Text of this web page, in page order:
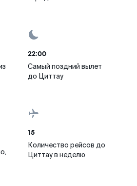
22:00
Самый поздний вылет
до Циттау
15
Количество рейсов до
Циттау в неделю